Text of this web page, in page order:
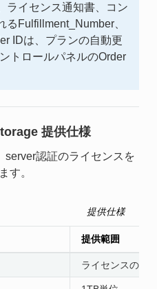
ライセンス通知書、コン
るFulfillment_Number、
IDは、プランの自動更
トロールパネルのOrder
提供仕様
server認証のライセンスを
す。
提供仕様
提供範囲
ライセンスの提